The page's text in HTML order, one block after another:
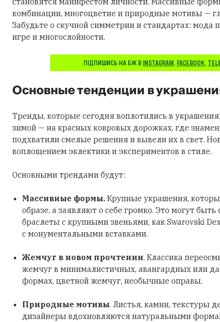
комбинации, многоцветие и природные мотивы —
Забудьте о скучной симметрии и стандартах: мода
игре и многослойности.
ПІДПИШИСЬ НА БЖ В INSTAGRAM, FACEBOOK,
Основные тенденции в
Тренды, которые сегодня воплотились в
зимой — на красных ковровых дорожках, где
подхватили смелые решения и вывели их в свет.
воплощением эклектики и экспериментов в стиле.
Основными трендами будут:
Массивные формы. Крупные украшения,
образе, а заявляют о себе громко. Это могут быть
браслеты с крупными звеньями, как Swarovski
с монументальными вставками.
Жемчуг в новом прочтении. Классика
жемчуг в минималистичных, авангардных или
формах, цветной жемчуг, необычные оправы.
Природные мотивы. Листья, камни, текстуры
дизайнеры вдохновляются натуральными